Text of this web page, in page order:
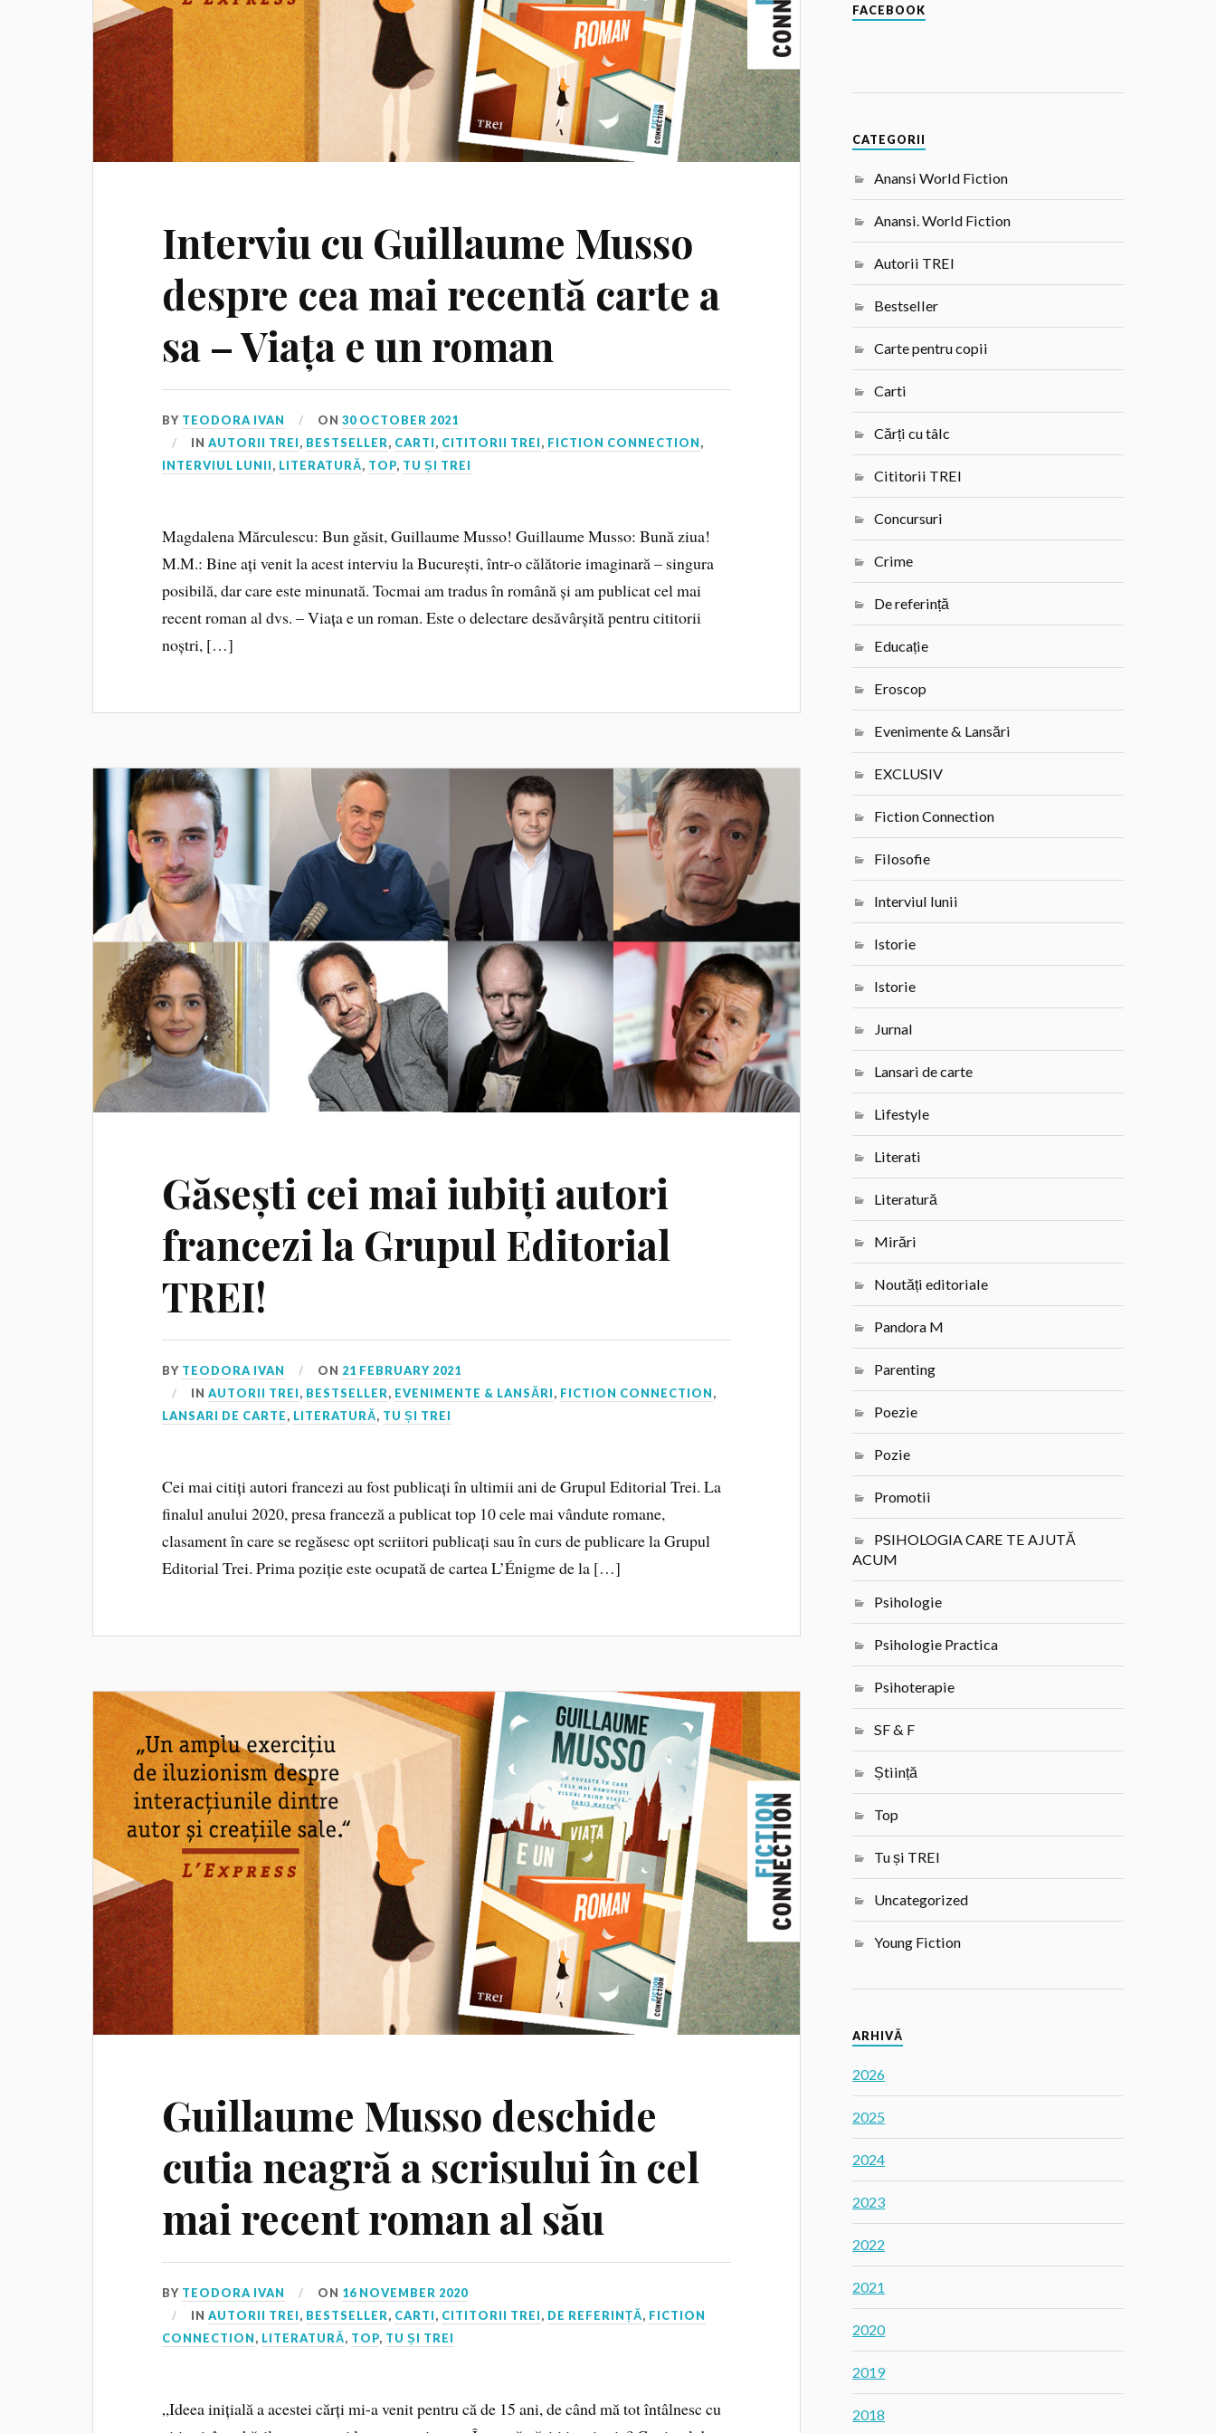
Interviu cu Guillaume Musso
despre cea mai recentă carte a
sa – Viața e un roman
BY TEODORA IVAN ON30 OCTOBER 2021
INAUTORII TREI, BESTSELLER, CARTI, CITITORII TREI, FICTION CONNECTION,
INTERVIUL LUNII, LITERATURĂ, TOP, TU ȘI TREI
Magdalena Mărculescu: Bun găsit, Guillaume Musso! Guillaume Musso: Bună ziua!
M.M.: Bine ați venit la acest interviu la București, într-o călătorie imaginară – singura
posibilă, dar care este minunată. Tocmai am tradus în română și am publicat cel mai
recent roman al dvs. – Viața e un roman. Este o delectare desăvârșită pentru cititorii
noștri, […]
Găsești cei mai iubiți autori
francezi la Grupul Editorial
TREI!
BY TEODORA IVAN ON 21 FEBRUARY 2021
INAUTORII TREI, BESTSELLER, EVENIMENTE & LANSĂRI, FICTION CONNECTION,
LANSARI DE CARTE, LITERATURĂ, TU ȘI TREI
Cei mai citiți autori francezi au fost publicați în ultimii ani de Grupul Editorial Trei. La
finalul anului 2020, presa franceză a publicat top 10 cele mai vândute romane,
clasament în care se regăsesc opt scriitori publicați sau în curs de publicare la Grupul
Editorial Trei. Prima poziție este ocupată de cartea L’Énigme de la […]
Guillaume Musso deschide
cutia neagră a scrisului în cel
mai recent roman al său
BY TEODORA IVAN ON 16 NOVEMBER 2020
INAUTORII TREI, BESTSELLER, CARTI, CITITORII TREI, DE REFERINȚĂ, FICTION
CONNECTION, LITERATURĂ, TOP, TU ȘI TREI
„Ideea inițială a acestei cărți mi-a venit pentru că de 15 ani, de când mă tot întâlnesc cu
FACEBOOK
CATEGORII
Anansi World Fiction
Anansi. World Fiction
Autorii TREI
Bestseller
Carte pentru copii
Carti
Cărți cu tâlc
Cititorii TREI
Concursuri
Crime
De referință
Educație
Eroscop
Evenimente & Lansări
EXCLUSIV
Fiction Connection
Filosofie
Interviul lunii
Istorie
Istorie
Jurnal
Lansari de carte
Lifestyle
Literati
Literatură
Mirări
Noutăți editoriale
Pandora M
Parenting
Poezie
Pozie
Promotii
PSIHOLOGIA CARE TE AJUTĂ
ACUM
Psihologie
Psihologie Practica
Psihoterapie
SF & F
Știință
Top
Tu și TREI
Uncategorized
Young Fiction
ARHIVĂ
2026
2025
2024
2023
2022
2021
2020
2019
2018